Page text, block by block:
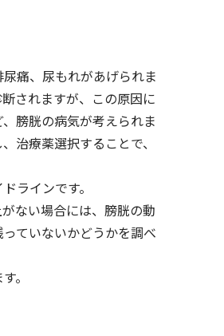
痛、尿もれがあげられま
されますが、この原因に
膀胱の病気が考えられま
治療薬選択することで、
ラインです。
ない場合には、膀胱の動
ていないかどうかを調べ
。